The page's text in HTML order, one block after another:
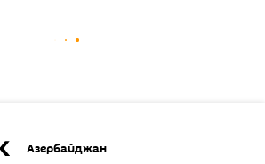
Азербайджан